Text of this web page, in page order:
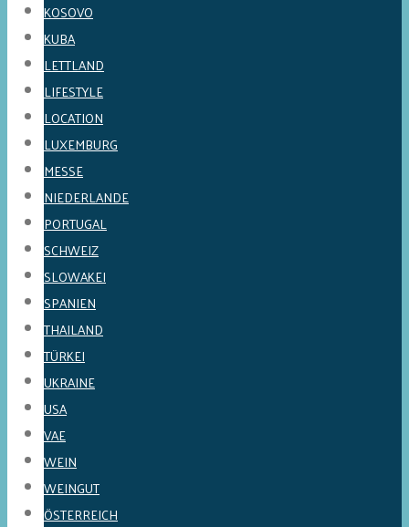
KOSOVO
KUBA
LETTLAND
LIFESTYLE
LOCATION
LUXEMBURG
MESSE
NIEDERLANDE
PORTUGAL
SCHWEIZ
SLOWAKEI
SPANIEN
THAILAND
TÜRKEI
UKRAINE
USA
VAE
WEIN
WEINGUT
ÖSTERREICH